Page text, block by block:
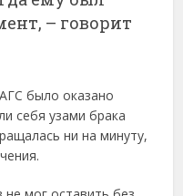
– говорит
было оказано
себя узами брака
ни на минуту,